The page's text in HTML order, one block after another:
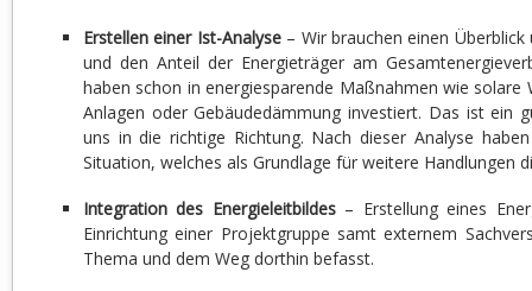
Erstellen einer Ist-Analyse – Wir brauchen einen
und den Anteil der Energieträger am
haben schon in energiesparende Maßnahmen wie solare
Anlagen oder Gebäudedämmung investiert. Das ist ein
uns in die richtige Richtung. Nach dieser Analyse
Situation, welches als Grundlage für weitere Handlungen
Integration des Energieleitbildes – Erstellung eines
Einrichtung einer Projektgruppe samt externem
Thema und dem Weg dorthin befasst.